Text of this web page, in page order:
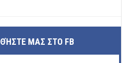
ΜΑΣ ΣΤΟ FB